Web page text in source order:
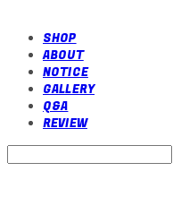
SHOP
ABOUT
NOTICE
GALLERY
Q&A
REVIEW